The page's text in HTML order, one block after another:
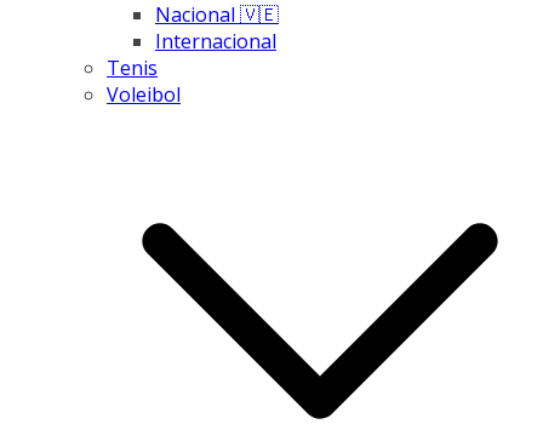
Nacional 🇻🇪
Internacional
Tenis
Voleibol